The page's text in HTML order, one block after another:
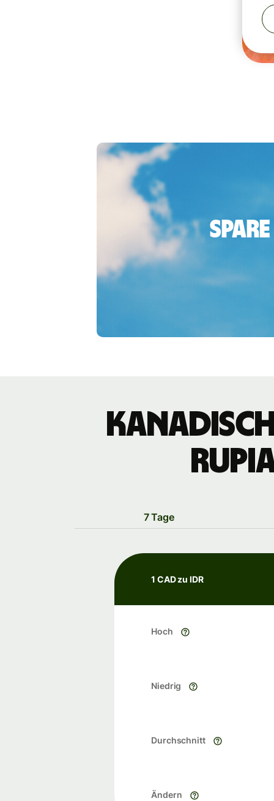
7 Tage
1 CAD zu IDR
Hoch
Niedrig
Durchschnitt
Ändern